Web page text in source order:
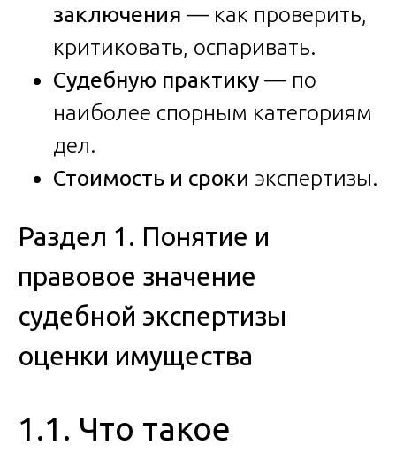
заключения — как проверить,
критиковать, оспаривать.
Судебную практику — по
наиболее спорным категориям
дел.
Стоимость и сроки экспертизы.
Раздел 1. Понятие и
правовое значение
судебной экспертизы
оценки имущества
1.1. Что такое